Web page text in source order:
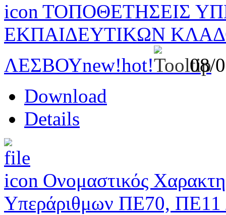
ΤΟΠΟΘΕΤΗΣΕΙΣ
ΕΚΠΑΙΔΕΥΤΙΚΩΝ
ΛΕΣΒΟΥnew!hot!
08/
Download
Details
Ονομαστικός
Υπεράριθμων ΠΕ70,